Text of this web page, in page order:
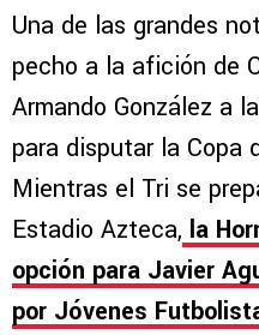
Una de las grandes
pecho a la afición de
Armando González a
para disputar la Copa
Mientras el Tri se
Estadio Azteca, la
opción para Javier
por Jóvenes